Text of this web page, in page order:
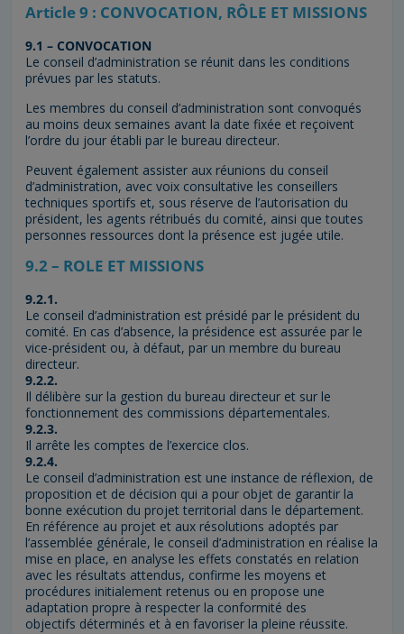
Article 9 : CONVOCATION, RÔLE ET MISSIONS
9.1 – CONVOCATION
Le conseil d’administration se réunit dans les conditions
prévues par les statuts.
Les membres du conseil d’administration sont convoqués
au moins deux semaines avant la date fixée et reçoivent
l’ordre du jour établi par le bureau directeur.
Peuvent également assister aux réunions du conseil
d’administration, avec voix consultative les conseillers
techniques sportifs et, sous réserve de l’autorisation du
président, les agents rétribués du comité, ainsi que toutes
personnes ressources dont la présence est jugée utile.
9.2 – ROLE ET MISSIONS
9.2.1.
Le conseil d’administration est présidé par le président du
comité. En cas d’absence, la présidence est assurée par le
vice-président ou, à défaut, par un membre du bureau
directeur.
9.2.2.
Il délibère sur la gestion du bureau directeur et sur le
fonctionnement des commissions départementales.
9.2.3.
Il arrête les comptes de l’exercice clos.
9.2.4.
Le conseil d’administration est une instance de réflexion, de
proposition et de décision qui a pour objet de garantir la
bonne exécution du projet territorial dans le département.
En référence au projet et aux résolutions adoptés par
l’assemblée générale, le conseil d’administration en réalise la
mise en place, en analyse les effets constatés en relation
avec les résultats attendus, confirme les moyens et
procédures initialement retenus ou en propose une
adaptation propre à respecter la conformité des
objectifs déterminés et à en favoriser la pleine réussite.